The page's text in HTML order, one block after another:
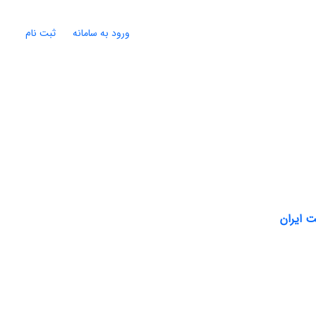
ورود به سامانه ثبت نام
ایران